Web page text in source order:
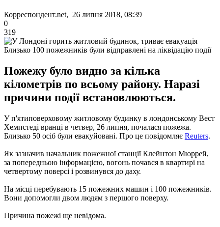
Корреспондент.net, 26 липня 2018, 08:39
0
319
Близько 100 пожежників були відправлені на ліквідацію події
Пожежу було видно за кілька
кілометрів по всьому району. Наразі
причини події встановлюються.
У п'ятиповерховому житловому будинку в лондонському Вест
Хемпстеді вранці в четвер, 26 липня, почалася пожежа.
Близько 50 осіб були евакуйовані. Про це повідомляє Reuters.
Як зазначив начальник пожежної станції Клейнтон Мюррей,
за попередньою інформацією, вогонь почався в квартирі на
четвертому поверсі і розвинувся до даху.
На місці перебувають 15 пожежних машин і 100 пожежників.
Вони допомогли двом людям з першого поверху.
Причина пожежі ще невідома.